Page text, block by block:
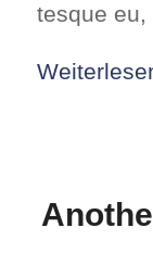
tes­que eu,